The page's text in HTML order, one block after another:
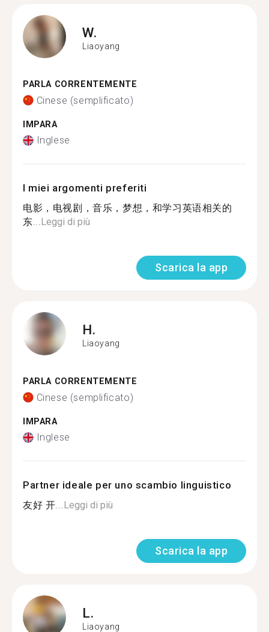
W.
Liaoyang
PARLA CORRENTEMENTE
Cinese (semplificato)
IMPARA
Inglese
I miei argomenti preferiti
电影，电视剧，音乐，梦想，和学习英语相关的
东...Leggi di più
Scarica la app
H.
Liaoyang
PARLA CORRENTEMENTE
Cinese (semplificato)
IMPARA
Inglese
Partner ideale per uno scambio linguistico
友好 开...Leggi di più
Scarica la app
L.
Liaoyang